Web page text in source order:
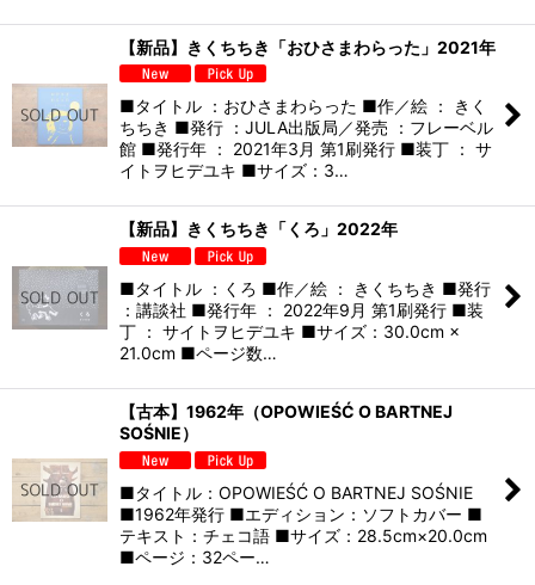
【新品】きくちちき「おひさまわらった」2021年
■タイトル ：おひさまわらった ■作／絵 ： きく
ちちき ■発行 ：JULA出版局／発売 ：フレーベル
館 ■発行年 ： 2021年3月 第1刷発行 ■装丁 ： サ
イトヲヒデユキ ■サイズ：3…
【新品】きくちちき「くろ」2022年
■タイトル ：くろ ■作／絵 ： きくちちき ■発行
：講談社 ■発行年 ： 2022年9月 第1刷発行 ■装
丁 ： サイトヲヒデユキ ■サイズ：30.0cm ×
21.0cm ■ページ数…
【古本】1962年（OPOWIEŚĆ O BARTNEJ
SOŚNIE）
■タイトル：OPOWIEŚĆ O BARTNEJ SOŚNIE
■1962年発行 ■エディション：ソフトカバー ■
テキスト：チェコ語 ■サイズ：28.5cm×20.0cm
■ページ：32ペー…